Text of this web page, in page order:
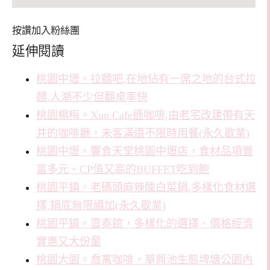
按讚加入粉絲團
延伸閱讀
桃園中壢。拉麵吧,在地佔有一席之地的台式拉
麵,人潮不少但翻桌率快
桃園楊梅。Xun Cafe遜咖啡,由老宅改建帶有天
井的咖啡廳，未客滿還不限時用餐(永久歇業)
桃園中壢。饗食天堂桃園中壢店，食材品項豐
富多元、CP值又高的BUFFET吃到飽
桃園平鎮。老碼頭麻辣酸白菜鍋,多樣化食材選
擇,鍋底無限續加(永久歇業)
桃園平鎮。雲泰館，多樣化的選擇、價格經濟
實惠又大份量
桃園大園。喬寓咖啡，華興池生態埤塘公園內